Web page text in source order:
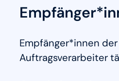
Empfänger*innen
Auftragsverarbeiter